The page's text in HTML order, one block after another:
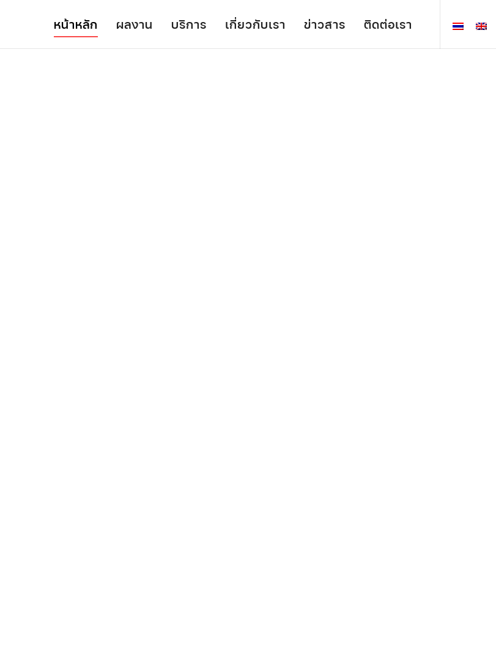
หน้าหลัก ผลงาน บริการ เกี่ยวกับเรา ข่าวสาร ติดต่อเรา